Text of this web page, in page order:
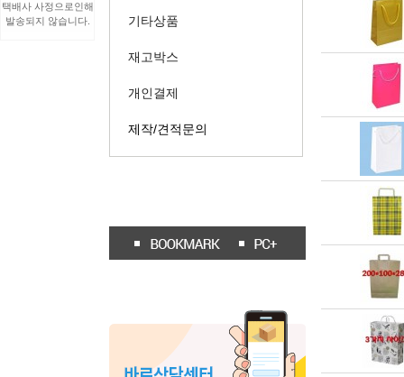
택배사 사정으로인해
발송되지 않습니다.
기타상품
재고박스
개인결제
제작/견적문의